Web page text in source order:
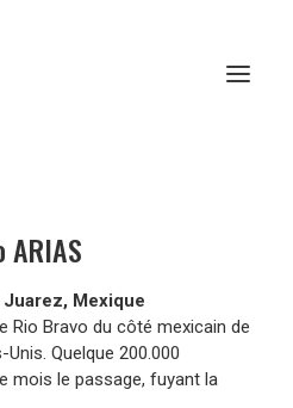
ARIAS
Mexique
Rio Bravo du côté mexicain de
Quelque 200.000
mois le passage, fuyant la